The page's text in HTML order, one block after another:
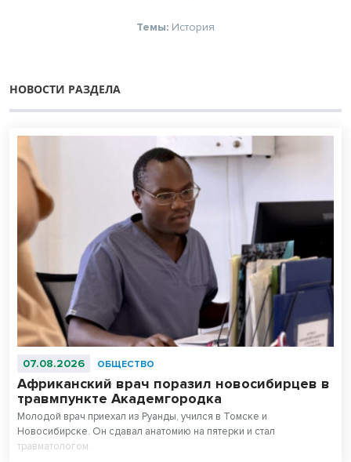
Темы: История
НОВОСТИ РАЗДЕЛА
07.08.2026 ОБЩЕСТВО
Африканский врач поразил новосибирцев в
травмпункте Академгородка
Молодой врач приехал из Руанды, учился в Томске и
Новосибирске. Он сдавал анатомию на пятерки и стал
травматологом.